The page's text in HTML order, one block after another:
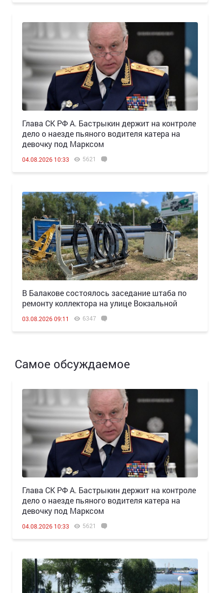
Глава СК РФ А. Бастрыкин держит на контроле
дело о наезде пьяного водителя катера на
девочку под Марксом
04.08.2026 10:33 5621
В Балакове состоялось заседание штаба по
ремонту коллектора на улице Вокзальной
03.08.2026 09:11 6347
Самое обсуждаемое
Глава СК РФ А. Бастрыкин держит на контроле
дело о наезде пьяного водителя катера на
девочку под Марксом
04.08.2026 10:33 5621